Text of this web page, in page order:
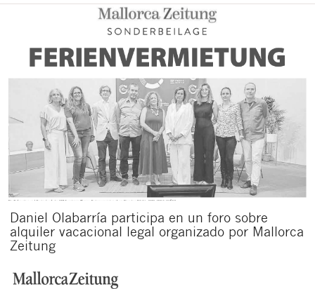
Daniel Olabarría participa en un foro sobre
alquiler vacacional legal organizado por Mallorca
Zeitung